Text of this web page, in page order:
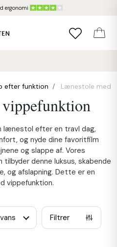
ergonomi
efter funktion Lænestole med
lænestol efter en travl dag,
og nyde dine favoritfilm
og slappe af. Vores
denne luksus, skabende
og afslapning. Dette er en
vippefunktion.
Filtrer